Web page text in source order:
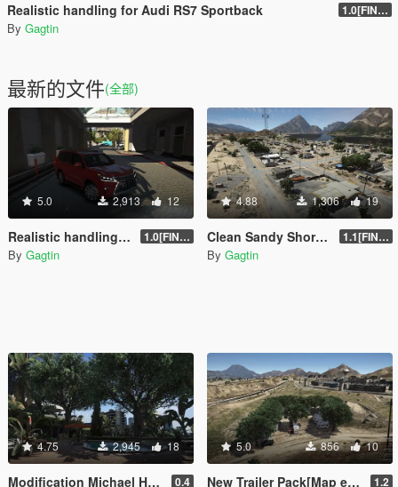
Realistic handling for Audi RS7 Sportback 1.0[FINAL]
By Gagtin
最新的文件(全部)
5.0 2,913 12
Realistic handling for Lexus LX 570-Top speed 260kmh 1.0[FINAL]
By Gagtin
4.88 1,306 19
Clean Sandy Shores[Map editor][.XML][YMAP] 1.1[FINAL]
By Gagtin
4.75 2,945 18
Modification Michael House[Map editor][YMAP][.XML] 0.4
5.0 856 10
New Trailer Pack[Map editor][YMAP][.XML] 1.2